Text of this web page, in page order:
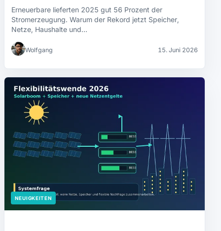
Erneuerbare lieferten 2025 gut 56 Prozent der
Stromerzeugung. Warum der Rekord jetzt Speicher,
Netze, Haushalte und…
Wolfgang 15. Juni 2026
NEUIGKEITEN